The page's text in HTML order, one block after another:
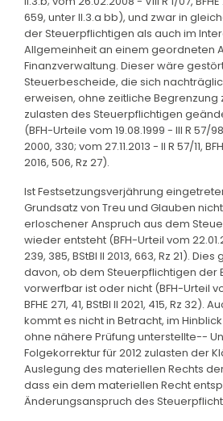
659, unter II.3.a bb), und zwar in
der Steuerpflichtigen als auch im
Allgemeinheit an einem geordneten
Finanzverwaltung. Dieser wäre
Steuerbescheide, die sich
erweisen, ohne zeitliche Begrenzung
zulasten des Steuerpflichtigen
(BFH-Urteile vom 19.08.1999 - III R 57/98,
2000, 330; vom 27.11.2013 - II R 57/11,
2016, 506, Rz 27).
Ist Festsetzungsverjährung
Grundsatz von Treu und Glauben
erloschener Anspruch aus dem
wieder entsteht (BFH-Urteil vom
239, 385, BStBl II 2013, 663, Rz 21).
davon, ob dem Steuerpflichtigen der
vorwerfbar ist oder nicht (BFH-Urteil vom
BFHE 271, 41, BStBl II 2021, 415, Rz 32).
kommt es nicht in Betracht, im
ohne nähere Prüfung unterstellte--
Folgekorrektur für 2012 zulasten der
Auslegung des materiellen Rechts
dass ein dem materiellen Recht
Änderungsanspruch des